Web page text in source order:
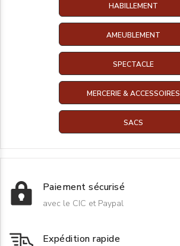
HABILLEMENT
AMEUBLEMENT
SPECTACLE
MERCERIE & ACCESSOIRES
SACS
Paiement sécurisé
avec le CIC et Paypal
Expédition rapide